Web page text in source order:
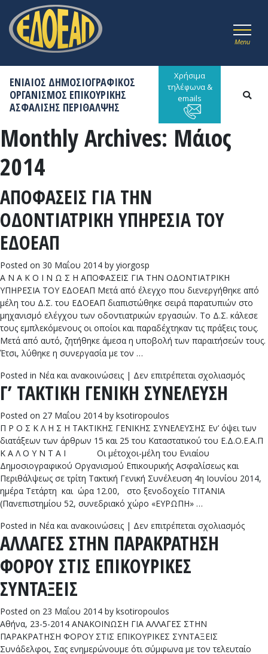
Menu
ΕΝΙΑΙΟΣ ΔΗΜΟΣΙΟΓΡΑΦΙΚΟΣ
ΟΡΓΑΝΙΣΜΟΣ ΕΠΙΚΟΥΡΙΚΗΣ
ΑΣΦΑΛΙΣΗΣ ΠΕΡΙΘΑΛΨΗΣ
Χρήσιμα
τηλέφωνα &
emails
Monthly Archives: Μάιος
2014
ΑΠΟΦΑΣΕΙΣ ΓΙΑ ΤΗΝ
ΟΔΟΝΤΙΑΤΡΙΚΗ ΥΠΗΡΕΣΙΑ ΤΟΥ
ΕΔΟΕΑΠ
Posted on 30 Μαΐου 2014 by yiorgosp
Α Ν Α Κ Ο Ι Ν Ω Σ Η ΑΠΟΦΑΣΕΙΣ ΓΙΑ ΤΗΝ ΟΔΟΝΤΙΑΤΡΙΚΗ
ΥΠΗΡΕΣΙΑ ΤΟΥ ΕΔΟΕΑΠ Μετά από έλεγχο που διενεργήθηκε από
μέλη του Δ.Σ. του ΕΔΟΕΑΠ διαπιστώθηκε σειρά παρατυπιών στο
μηχανισμό ελέγχου των οδοντιατρικών εργασιών. Το Δ.Σ. κάλεσε
τους εμπλεκόμενους οι οποίοι και παραδέχτηκαν τις πράξεις τους.
Μετά από αυτό, ζητήθηκε άμεσα η υποβολή των παραιτήσεών τους.
Έτσι, λύθηκε η συνεργασία με τον …
Posted in Νέα και ανακοινώσεις | Δεν επιτρέπεται σχολιασμόςστο
Γ’ TAKTIKH ΓΕΝΙΚΗ ΣΥΝΕΛΕΥΣΗ
Posted on 27 Μαΐου 2014 by ksotiropoulos
Π Ρ Ο Σ Κ Λ Η Σ Η ΤΑΚΤΙΚΗΣ ΓΕΝΙΚΗΣ ΣΥΝΕΛΕΥΣΗΣ Εν’ όψει των
διατάξεων των άρθρων 15 και 25 του Καταστατικού του Ε.Δ.Ο.Ε.Α.Π
Κ Α Λ Ο Υ Ν Τ Α Ι Οι μέτοχοι-μέλη του Ενιαίου
Δημοσιογραφικού Οργανισμού Επικουρικής Ασφαλίσεως και
Περιθάλψεως σε τρίτη Τακτική Γενική Συνέλευση 4η Ιουνίου 2014,
ημέρα Τετάρτη και ώρα 12.00, στο ξενοδοχείο TITANIA
(Πανεπιστημίου 52, συνεδριακό χώρο «ΕΥΡΩΠΗ» …
Posted in Νέα και ανακοινώσεις | Δεν επιτρέπεται σχολιασμόςστο
ΑΛΛΑΓΕΣ ΣΤΗΝ ΠΑΡΑΚΡΑΤΗΣΗ
ΦΟΡΟΥ ΣΤΙΣ ΕΠΙΚΟΥΡΙΚΕΣ
ΣΥΝΤΑΞΕΙΣ
Posted on 23 Μαΐου 2014 by ksotiropoulos
Αθήνα, 23-5-2014 ΑΝΑΚΟΙΝΩΣΗ ΓΙΑ ΑΛΛΑΓΕΣ ΣΤΗΝ
ΠΑΡΑΚΡΑΤΗΣΗ ΦΟΡΟΥ ΣΤΙΣ ΕΠΙΚΟΥΡΙΚΕΣ ΣΥΝΤΑΞΕΙΣ
Συνάδελφοι, Σας ενημερώνουμε ότι σύμφωνα με τον τελευταίο